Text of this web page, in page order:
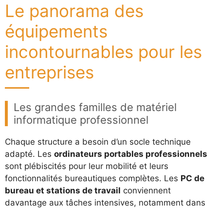
Le panorama des
équipements
incontournables pour les
entreprises
Les grandes familles de matériel
informatique professionnel
Chaque structure a besoin d’un socle technique
adapté. Les ordinateurs portables professionnels
sont plébiscités pour leur mobilité et leurs
fonctionnalités bureautiques complètes. Les PC de
bureau et stations de travail conviennent
davantage aux tâches intensives, notamment dans